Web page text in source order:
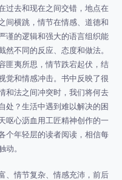
过去和现在之间交错，地点在
间横跳，情节在情感、道德和
谨的逻辑和强大的语言组织能
不同的反应、态度和做法。
匪夷所思，情节跌宕起伏，结
觉和情感冲击。书中反映了很
和法之间冲突时，我们将何去
处？生活中遇到难以解决的困
呕心沥血用工匠精神创作的一
个年轻层的读者阅读，相信每
。
、情节复杂、情感充沛，前后